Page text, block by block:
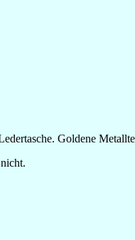
Goldene